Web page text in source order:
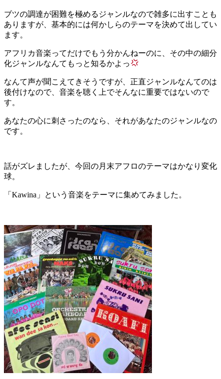
ブツの調達が困難を極めるジャンルなので雑多に出すことも
ありますが、基本的には何かしらのテーマを決めて出してい
ます。
アフリカ音楽ってだけでもう分かんねーのに、その中の細分
化ジャンルなんてもっと知るかよっ
なんて声が聞こえてきそうですが、正直ジャンルなんてのは
後付けなので、音楽を聴く上でそんなに重要ではないので
す。
あなたの心に刺さったのなら、それがあなたのジャンルなの
です。
話がズレましたが、今回の月末アフロのテーマはかなり変化
球。
「Kawina」という音楽をテーマに集めてみました。